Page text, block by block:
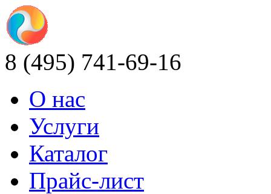
8 (495) 741-69-16
О нас
Услуги
Каталог
Прайс-лист